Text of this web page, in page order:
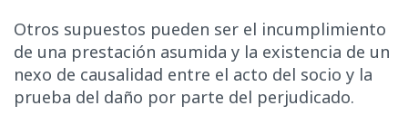
Otros supuestos pueden ser el incumplimiento
de una prestación asumida y la existencia de un
nexo de causalidad entre el acto del socio y la
prueba del daño por parte del perjudicado.